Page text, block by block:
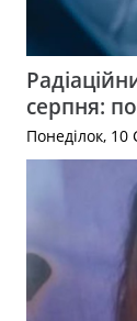
серпня:
Понеділок,